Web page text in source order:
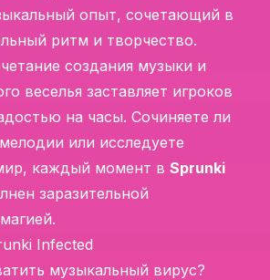
опыт, сочетающий в
ритм и творчество.
создания музыки и
веселья заставляет игроков
на часы. Сочиняете ли
или исследуете
каждый момент в Sprunki
заразительной
Infected
музыкальный вирус?